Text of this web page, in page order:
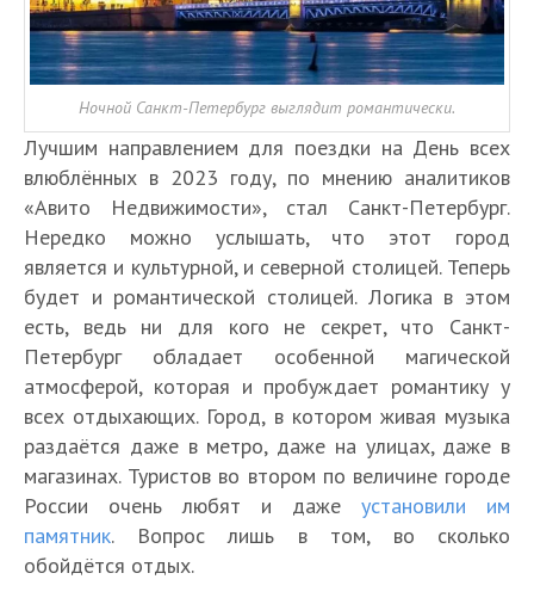
Ночной Санкт-Петербург выглядит романтически.
Лучшим направлением для поездки на День всех
влюблённых в 2023 году, по мнению аналитиков
«Авито Недвижимости», стал Санкт-Петербург.
Нередко можно услышать, что этот город
является и культурной, и северной столицей. Теперь
будет и романтической столицей. Логика в этом
есть, ведь ни для кого не секрет, что Санкт-
Петербург обладает особенной магической
атмосферой, которая и пробуждает романтику у
всех отдыхающих. Город, в котором живая музыка
раздаётся даже в метро, даже на улицах, даже в
магазинах. Туристов во втором по величине городе
России очень любят и даже установили им
памятник. Вопрос лишь в том, во сколько
обойдётся отдых.